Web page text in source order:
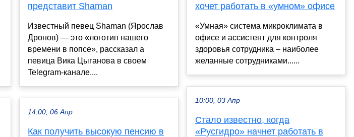
представит Shaman
Известный певец Shaman (Ярослав
Дронов) — это «логотип нашего
времени в попсе», рассказал а
певица Вика Цыганова в своем
Telegram-канале....
14:00, 06 Апр
Как получить высокую пенсию в
хочет работать в «умном» офисе
«Умная» система микроклимата в
офисе и ассистент для контроля
здоровья сотрудника – наиболее
желанные сотрудниками......
10:00, 03 Апр
Стало известно, когда
«Русгидро» начнет работать в